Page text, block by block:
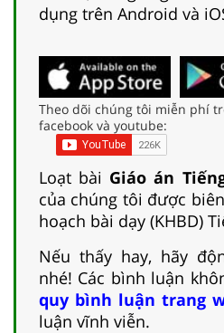
dụng trên Android và
Theo dõi chúng tôi miễn phí
facebook và youtube:
Loạt bài Giáo án
của chúng tôi được
hoạch bài dạy (KHBD)
Nếu thấy hay, hãy
nhé! Các bình luận
quy bình luận trang
luận vĩnh viễn.